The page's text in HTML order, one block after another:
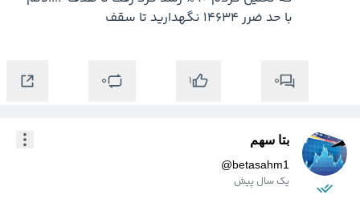
با حد ضرر 14634 نگهدارید تا سقف
0
1
0
بتا سهم
@betasahm1
یک سال پیش